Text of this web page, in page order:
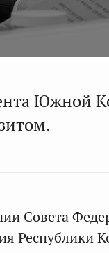
Южной
Совета
Республики